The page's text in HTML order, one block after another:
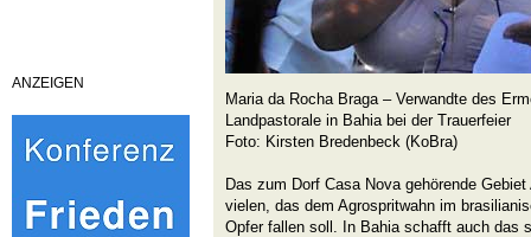
ANZEIGEN
Maria da Rocha Braga – Verwandte des
Landpastorale in Bahia bei der Trauerfeier
Foto: Kirsten Bredenbeck (KoBra)
Das zum Dorf Casa Nova gehörende
vielen, das dem Agrospritwahn im
Opfer fallen soll. In Bahia schafft auch das